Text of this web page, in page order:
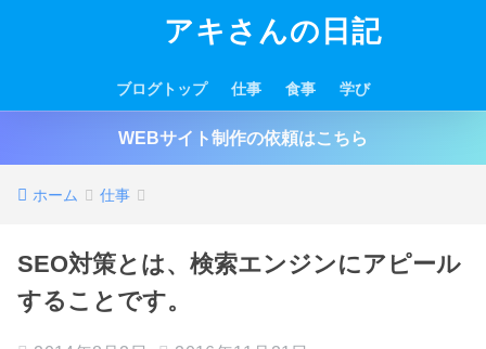
アキさんの日記
ブログトップ 仕事 食事 学び
WEBサイト制作の依頼はこちら
ホーム 仕事
SEO対策とは、検索エンジンにアピール
することです。